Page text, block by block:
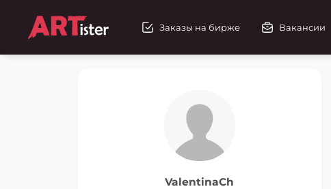
Заказы на бирже Вакансии
ValentinaCh